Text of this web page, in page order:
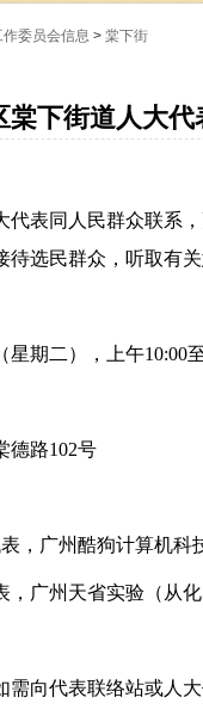
作委员会信息 > 棠下街
棠下街道人大代
代表同人民群众联系
待选民群众，听取有
星期二），上午10:00
德路102号
，广州酷狗计算机科
广州天省实验（从
需向代表联络站或人